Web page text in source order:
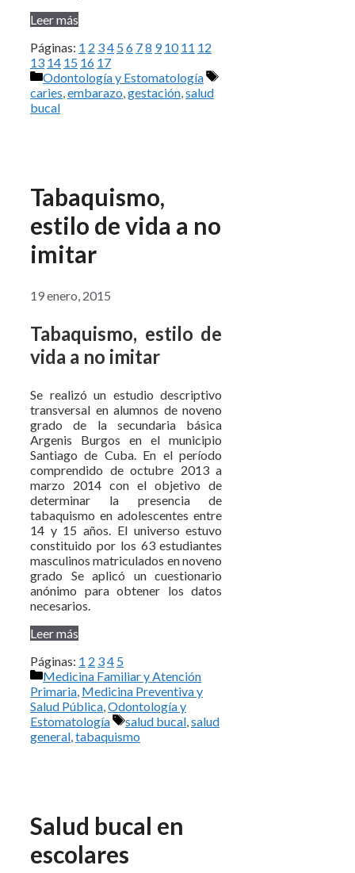
Leer más
Páginas: 1 2 34 56 78 9 10 11 12
13 14 15 16 17
Categorías
Odontología y Estomatología
Etiquetas
caries,embarazo,gestación,salud
bucal
Tabaquismo,
estilo de vida a no
imitar
19 enero, 2015
Tabaquismo, estilo de
vida a no imitar
Se realizó un estudio descriptivo
transversal en alumnos de noveno
grado de la secundaria básica
Argenis Burgos en el municipio
Santiago de Cuba. En el período
comprendido de octubre 2013 a
marzo 2014 con el objetivo de
determinar la presencia de
tabaquismo en adolescentes entre
14 y 15 años. El universo estuvo
constituido por los 63 estudiantes
masculinos matriculados en noveno
grado Se aplicó un cuestionario
anónimo para obtener los datos
necesarios.
Leer más
Páginas: 1 2 34 5
Categorías
Medicina Familiar y Atención
Primaria Medicina Preventiva y
Salud Pública Odontología y
Estomatología
Etiquetas
salud bucal salud
general tabaquismo
Salud bucal en
escolares